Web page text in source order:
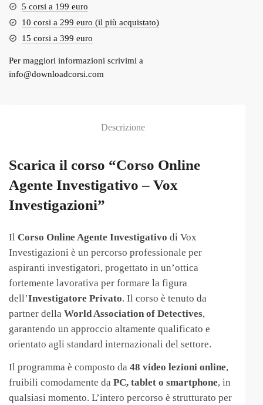
5 corsi a 199 euro
10 corsi a 299 euro (il più acquistato)
15 corsi a 399 euro
Per maggiori informazioni scrivimi a
info@downloadcorsi.com
Descrizione
Scarica il corso “Corso Online
Agente Investigativo – Vox
Investigazioni”
Il Corso Online Agente Investigativo di Vox
Investigazioni è un percorso professionale per
aspiranti investigatori, progettato in un’ottica
fortemente lavorativa per formare la figura
dell’Investigatore Privato. Il corso è tenuto da
partner della World Association of Detectives,
garantendo un approccio altamente qualificato e
orientato agli standard internazionali del settore.
Il programma è composto da 48 video lezioni online,
fruibili comodamente da PC, tablet o smartphone, in
qualsiasi momento. L’intero percorso è strutturato per